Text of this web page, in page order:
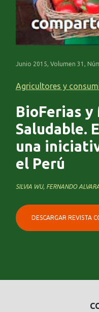
Junio 2015, Volumen 31,
Agricultores y
BioFerias y
Saludable.
una
el Perú
SILVIA WU, FERNANDO
DESCARGAR REVISTA